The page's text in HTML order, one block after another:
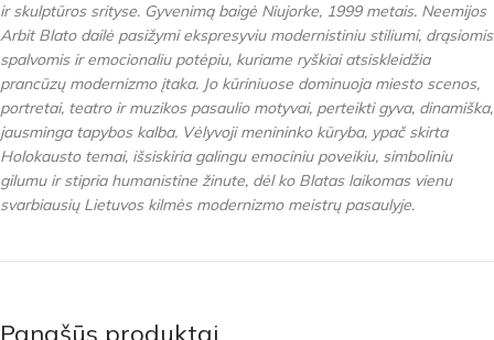
ir skulptūros srityse. Gyvenimą baigė Niujorke, 1999 metais. Neemijos
Arbit Blato dailė pasižymi ekspresyviu modernistiniu stiliumi, drąsiomis
spalvomis ir emocionaliu potėpiu, kuriame ryškiai atsiskleidžia
prancūzų modernizmo įtaka. Jo kūriniuose dominuoja miesto scenos,
portretai, teatro ir muzikos pasaulio motyvai, perteikti gyva, dinamiška,
jausminga tapybos kalba. Vėlyvoji menininko kūryba, ypač skirta
Holokausto temai, išsiskiria galingu emociniu poveikiu, simboliniu
gilumu ir stipria humanistine žinute, dėl ko Blatas laikomas vienu
svarbiausių Lietuvos kilmės modernizmo meistrų pasaulyje.
Panašūs produktai